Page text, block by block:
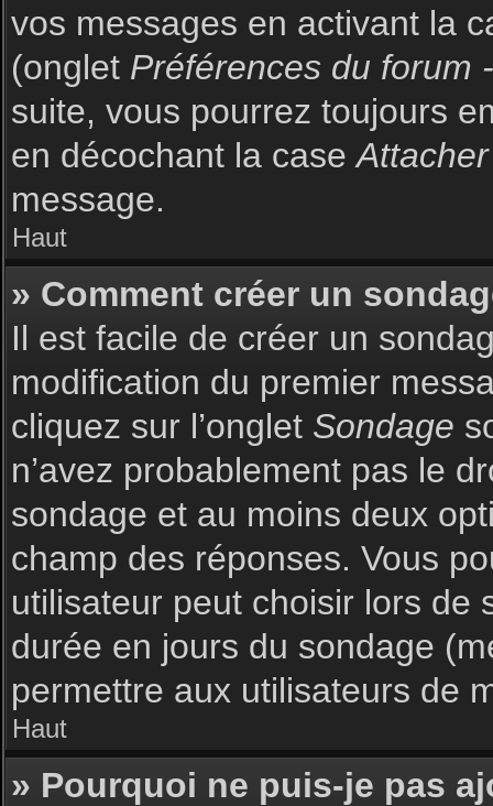
vos messages en activant la
(onglet Préférences du forum
suite, vous pourrez toujours
en décochant la case
message.
Haut
» Comment créer un
Il est facile de créer un
modification du premier
cliquez sur l’onglet Sondage
n’avez probablement pas le
sondage et au moins deux
champ des réponses. Vous
utilisateur peut choisir lors de
durée en jours du sondage
permettre aux utilisateurs de
Haut
» Pourquoi ne puis-je pas